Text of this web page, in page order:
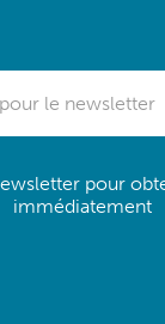
pour
immédiatement